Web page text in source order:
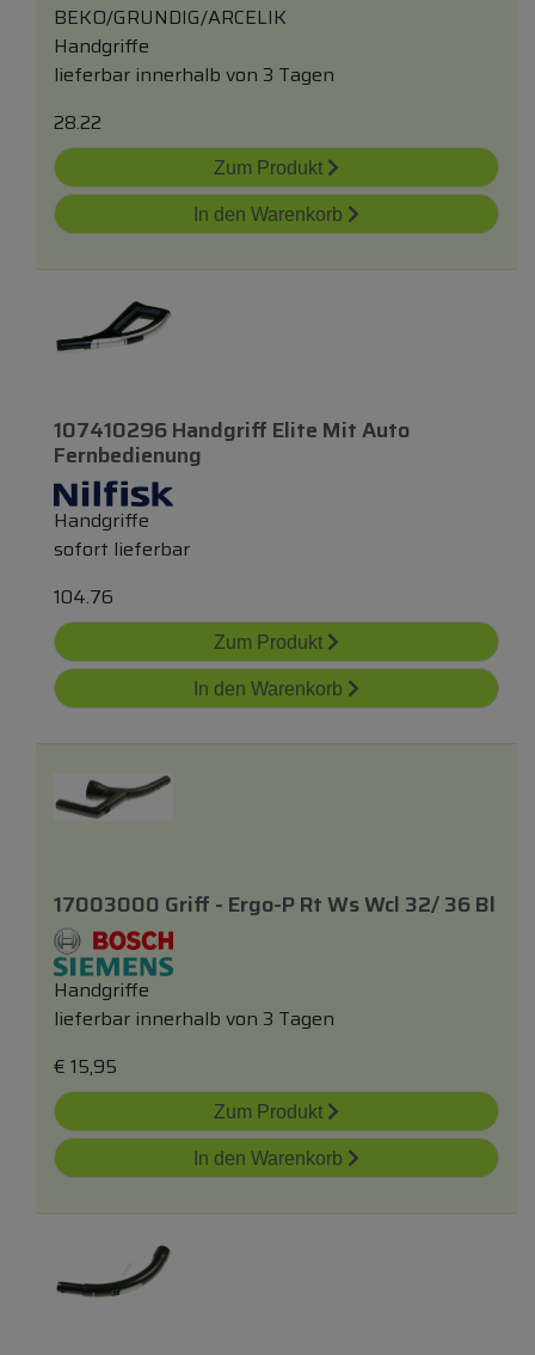
BEKO/GRUNDIG/ARCELIK
Handgriffe
lieferbar innerhalb von 3 Tagen
28.22
Zum Produkt
In den Warenkorb
107410296 Handgriff Elite Mit Auto
Fernbedienung
Handgriffe
sofort lieferbar
104.76
Zum Produkt
In den Warenkorb
17003000 Griff - Ergo-P Rt Ws Wcl 32/ 36 Bl
Handgriffe
lieferbar innerhalb von 3 Tagen
€ 15,95
Zum Produkt
In den Warenkorb